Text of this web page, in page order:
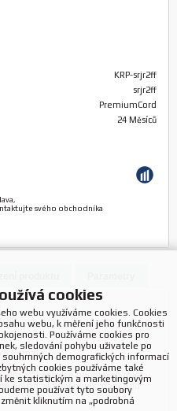
KRP-srjr2ff
srjr2ff
PremiumCord
24 Měsíců
,
svého obchodníka
8F
8 Female
Pro získání více přípojných míst
použít aktivní prvek, např pod
cookies
webu využíváme cookies. Cookies
webu, k měření jeho funkčnosti
Používáme cookies pro
sledování pohybu uživatele po
demografických informací
cookies používáme také
ke statistickým a marketingovým
používat tyto soubory
kliknutím na „podrobná